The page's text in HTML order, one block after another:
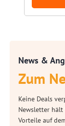
News &
Zum
Keine Deals
Newsletter
Vorteile auf